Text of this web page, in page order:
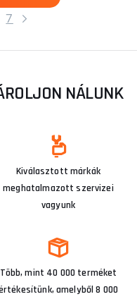
7
NÁLUNK
Kiválasztott márkák
meghatalmazott szervizei
vagyunk
Több, mint 40 000 terméket
amelyből 8 000